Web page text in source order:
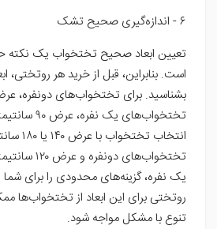
۶ - اندازه‌گیری صحیح تشک
تعیین ابعاد صحیح تختخواب یک نکته
است. بنابراین، قبل از خرید هر روتختی،
تختخواب‌های
انتخاب
تختخواب‌های
یک نفره، گزینه‌های محدودی را برای
روتختی برای این ابعاد از تختخواب‌ها
تنوع با مشکل مواجه شود.